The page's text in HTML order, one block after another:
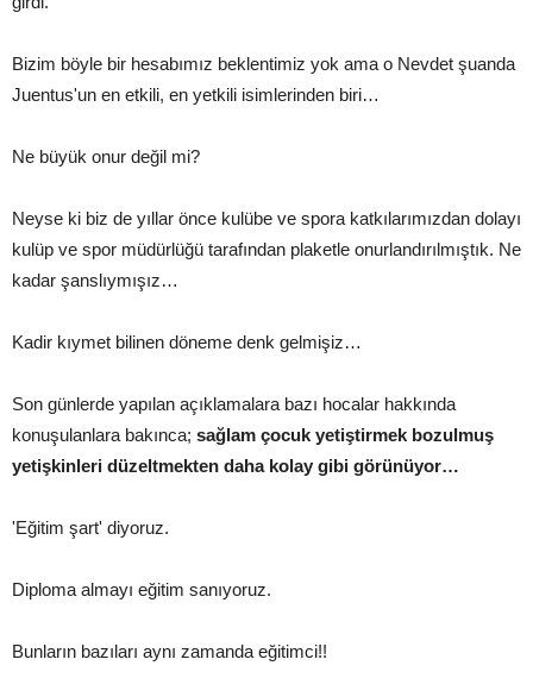
Bizim böyle bir hesabımız beklentimiz yok ama o Nevdet şuanda
Juentus'un en etkili, en yetkili isimlerinden biri…
Ne büyük onur değil mi?
Neyse ki biz de yıllar önce kulübe ve spora katkılarımızdan dolayı
kulüp ve spor müdürlüğü tarafından plaketle onurlandırılmıştık. Ne
kadar şanslıymışız…
Kadir kıymet bilinen döneme denk gelmişiz…
Son günlerde yapılan açıklamalara bazı hocalar hakkında
konuşulanlara bakınca; sağlam çocuk yetiştirmek bozulmuş
yetişkinleri düzeltmekten daha kolay gibi görünüyor…
'Eğitim şart' diyoruz.
Diploma almayı eğitim sanıyoruz.
Bunların bazıları aynı zamanda eğitimci!!